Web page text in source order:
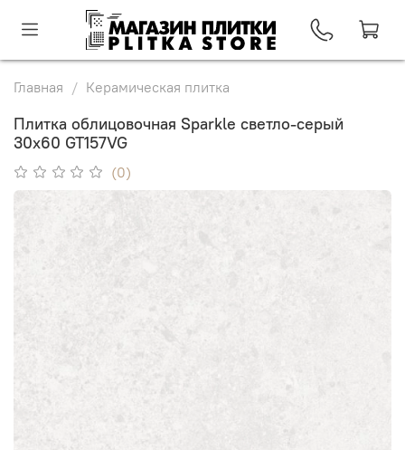
Главная Керамическая плитка
Плитка облицовочная Sparkle светло-серый
30x60 GT157VG
(0)